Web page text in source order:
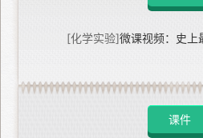
[化学实验]微课视频：史上
课件